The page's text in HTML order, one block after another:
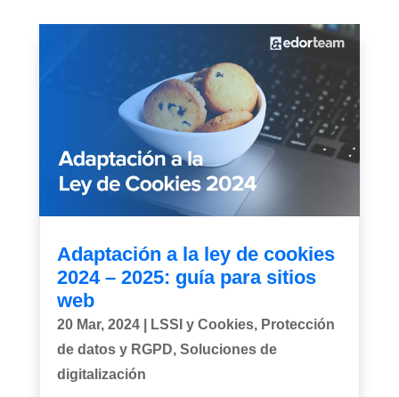
Adaptación a la ley de cookies
2024 – 2025: guía para sitios
web
20 Mar, 2024| LSSI y Cookies, Protección
de datos y RGPD, Soluciones de
digitalización